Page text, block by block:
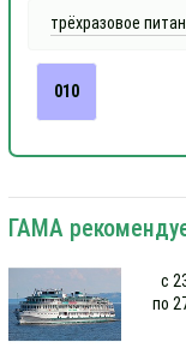
трёхразовое
010
ГАМА
с
по